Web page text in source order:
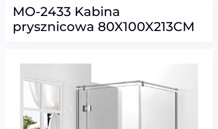
MO-2433 Kabina
prysznicowa 80X100X213CM